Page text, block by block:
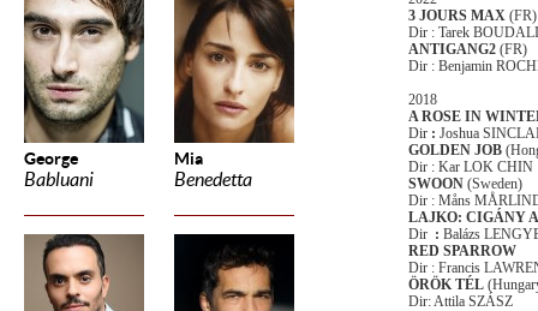
George
Babluani
Mia
Benedetta
3 JOURS MAX (FR)
Dir : Tarek BOUDALI
ANTIGANG2 (FR)
Dir : Benjamin
2018
A ROSE IN
Dir : Joshua
GOLDEN JOB
Dir : Kar LOK CHIN
SWOON (Sweden)
Dir : Måns
LAJKO: CIGÁNY
Dir : Balázs
RED SPARROW
Dir : Francis
ÖRÖK TÉL
Dir: Attila SZÁSZ